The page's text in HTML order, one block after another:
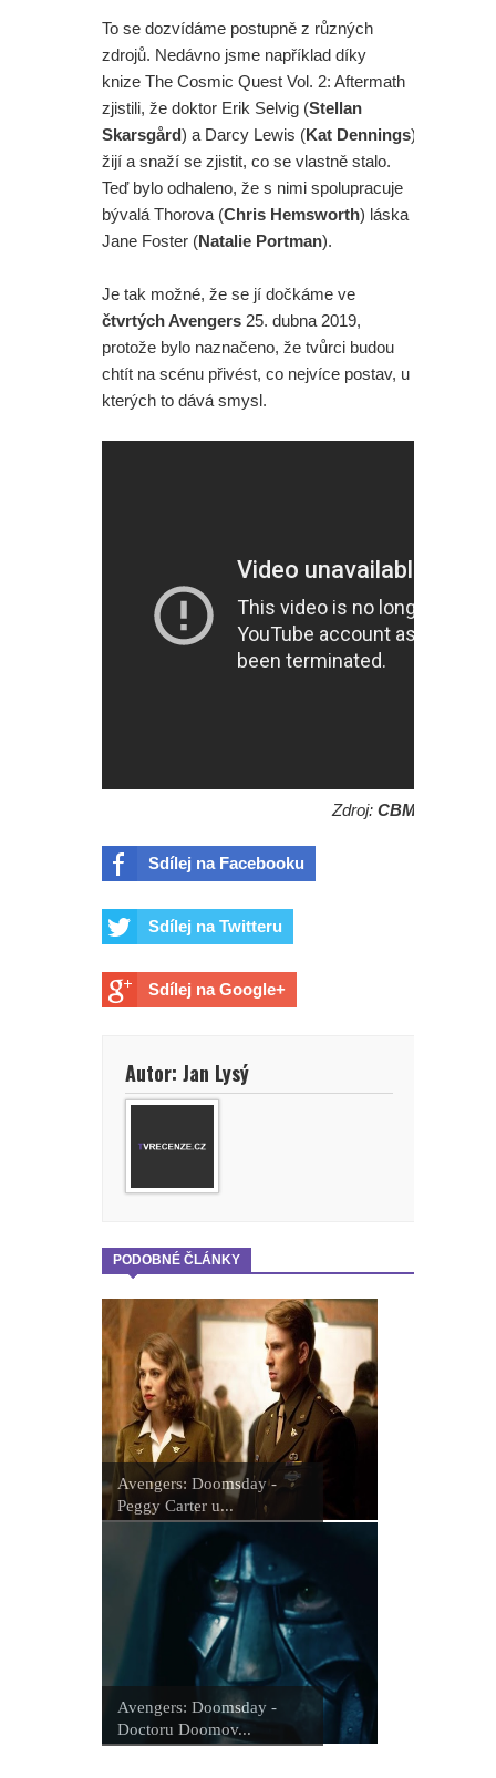
To se dozvídáme postupně z různých
zdrojů. Nedávno jsme například díky
knize The Cosmic Quest Vol. 2: Aftermath
zjistili, že doktor Erik Selvig (Stellan
Skarsgård) a Darcy Lewis (Kat Dennings)
žijí a snaží se zjistit, co se vlastně stalo.
Teď bylo odhaleno, že s nimi spolupracuje
bývalá Thorova (Chris Hemsworth) láska
Jane Foster (Natalie Portman).
Je tak možné, že se jí dočkáme ve
čtvrtých Avengers 25. dubna 2019,
protože bylo naznačeno, že tvůrci budou
chtít na scénu přivést, co nejvíce postav, u
kterých to dává smysl.
Zdroj: CBM
Sdílej na Facebooku
Sdílej na Twitteru
Sdílej na Google+
Autor: Jan Lysý
PODOBNÉ ČLÁNKY
Avengers: Doomsday -
Peggy Carter u...
Avengers: Doomsday -
Doctoru Doomov...